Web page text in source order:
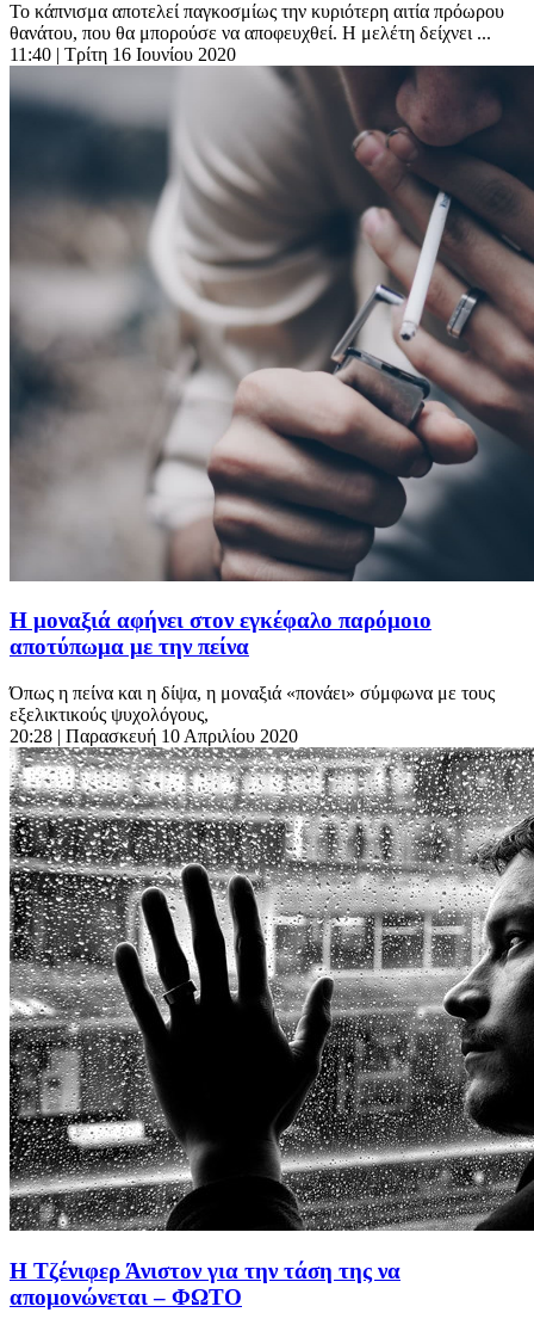
Το κάπνισμα αποτελεί παγκοσμίως την κυριότερη αιτία πρόωρου
θανάτου, που θα μπορούσε να αποφευχθεί. Η μελέτη δείχνει ...
11:40 | Τρίτη 16 Ιουνίου 2020
Η μοναξιά αφήνει στον εγκέφαλο παρόμοιο
αποτύπωμα με την πείνα
Όπως η πείνα και η δίψα, η μοναξιά «πονάει» σύμφωνα με τους
εξελικτικούς ψυχολόγους,
20:28 | Παρασκευή 10 Απριλίου 2020
Η Τζένιφερ Άνιστον για την τάση της να
απομονώνεται – ΦΩΤΟ